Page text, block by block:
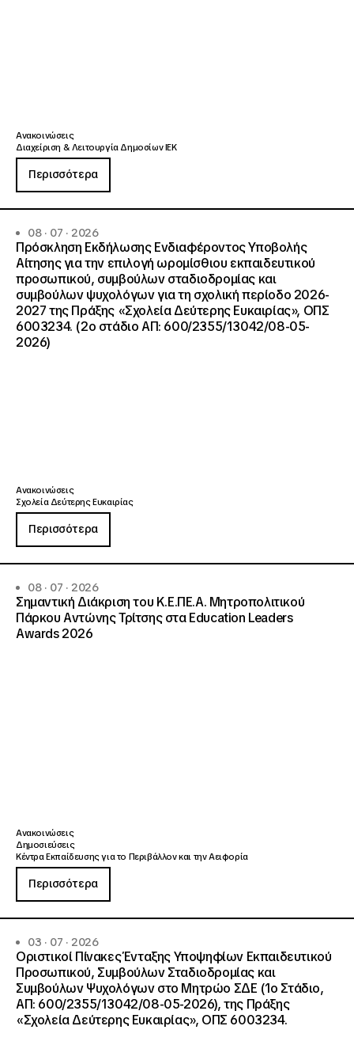
Ανακοινώσεις
Διαχείριση & Λειτουργία Δημοσίων ΙΕΚ
Περισσότερα
08 · 07 · 2026
Πρόσκληση Εκδήλωσης Ενδιαφέροντος Υποβολής
Αίτησης για την επιλογή ωρομίσθιου εκπαιδευτικού
προσωπικού, συμβούλων σταδιοδρομίας και
συμβούλων ψυχολόγων για τη σχολική περίοδο 2026-
2027 της Πράξης «Σχολεία Δεύτερης Ευκαιρίας», ΟΠΣ
6003234. (2ο στάδιο ΑΠ: 600/2355/13042/08-05-
2026)
Ανακοινώσεις
Σχολεία Δεύτερης Ευκαιρίας
Περισσότερα
08 · 07 · 2026
Σημαντική Διάκριση του Κ.Ε.ΠΕ.Α. Μητροπολιτικού
Πάρκου Αντώνης Τρίτσης στα Education Leaders
Awards 2026
Ανακοινώσεις
Δημοσιεύσεις
Κέντρα Εκπαίδευσης για το Περιβάλλον και την Αειφορία
Περισσότερα
03 · 07 · 2026
Οριστικοί Πίνακες Ένταξης Υποψηφίων Εκπαιδευτικού
Προσωπικού, Συμβούλων Σταδιοδρομίας και
Συμβούλων Ψυχολόγων στο Μητρώο ΣΔΕ (1ο Στάδιο,
ΑΠ: 600/2355/13042/08-05-2026), της Πράξης
«Σχολεία Δεύτερης Ευκαιρίας», ΟΠΣ 6003234.